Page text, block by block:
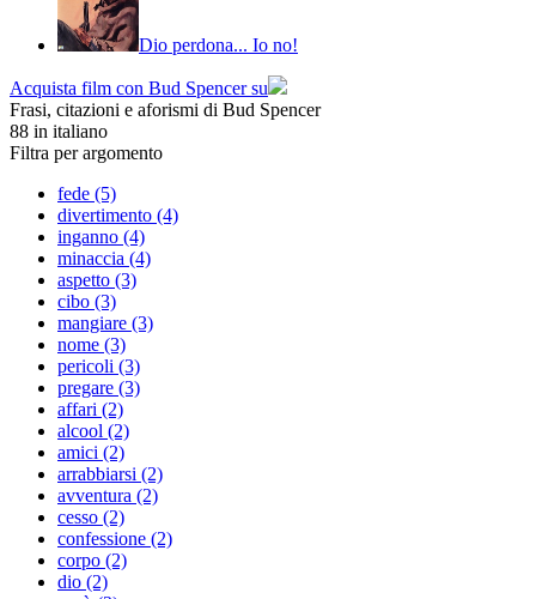
Dio perdona... Io no!
Acquista film con Bud Spencer su
Frasi, citazioni e aforismi di Bud Spencer
88 in italiano
Filtra per argomento
fede (5)
divertimento (4)
inganno (4)
minaccia (4)
aspetto (3)
cibo (3)
mangiare (3)
nome (3)
pericoli (3)
pregare (3)
affari (2)
alcool (2)
amici (2)
arrabbiarsi (2)
avventura (2)
cesso (2)
confessione (2)
corpo (2)
dio (2)